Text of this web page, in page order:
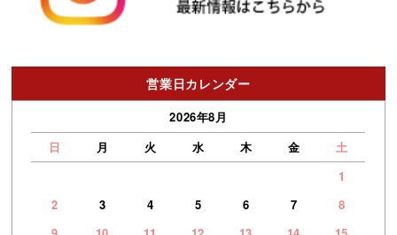
営業日カレンダー
2026年8月
日
月 火 水 木 金
土
1
2
3 4 5 6 7
8